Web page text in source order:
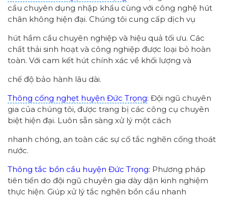
cầu chuyên dụng nhập khẩu cùng với công nghệ hút
chân không hiện đại. Chúng tôi cung cấp dịch vụ
hút hầm cầu chuyên nghiệp và hiệu quả tối ưu. Các
chất thải sinh hoạt và công nghiệp được loại bỏ hoàn
toàn. Với cam kết hút chính xác về khối lượng và
chế độ bảo hành lâu dài.
Thông cống nghẹt huyện Đức Trọng: Đội ngũ chuyên
gia của chúng tôi, được trang bị các công cụ chuyên
biệt hiện đại. Luôn sẵn sàng xử lý một cách
nhanh chóng, an toàn các sự cố tắc nghẽn cống thoát
nước.
Thông tắc bồn cầu huyện Đức Trọng: Phương pháp
tiên tiến do đội ngũ chuyên gia dày dặn kinh nghiệm
thực hiện. Giúp xử lý tắc nghẽn bồn cầu nhanh